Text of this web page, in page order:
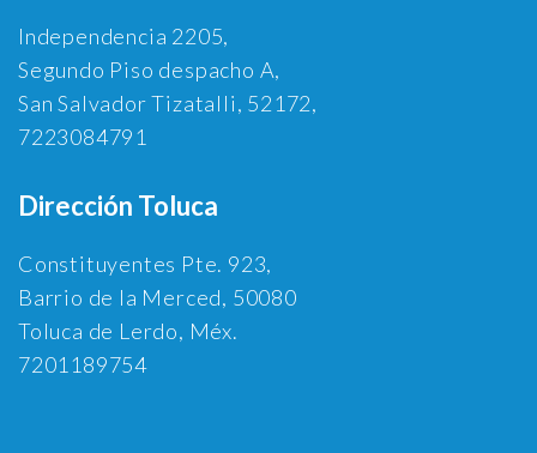
Independencia 2205,
Segundo Piso despacho A,
San Salvador Tizatalli, 52172,
7223084791
Dirección Toluca
Constituyentes Pte. 923,
Barrio de la Merced, 50080
Toluca de Lerdo, Méx.
7201189754